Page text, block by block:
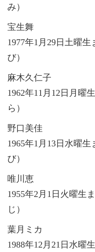
み）
宝生舞
1977年1月29日土曜
び）
麻木久仁子
1962年11月12日月曜
ら）
野口美佳
1965年1月13日水曜
び）
唯川恵
1955年2月1日火曜生
じ）
葉月ミカ
1988年12月21日水曜